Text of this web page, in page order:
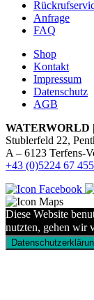
Anfrage
FAQ
Shop
Kontakt
Impressum
Datenschutz
AGB
WATERWORLD
Stublerfeld 22,
A – 6123 Terfens-
+43 (0)5224 67 455
Diese Website
nutzten, gehen wir